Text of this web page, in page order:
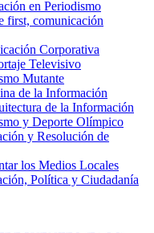
en Periodismo
first, comunicación
Corporativa
Televisivo
Mutante
de la Información
de la Información
y Deporte Olímpico
y Resolución de
los Medios Locales
Política y Ciudadanía